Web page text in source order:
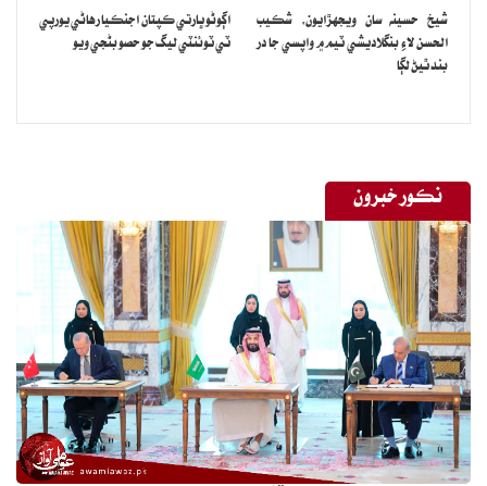
شيخ حسينه سان ويجهڙايون، شڪيب
الحسن لاءِ بنگلاديشي ٽيم ۾ واپسي جا در
بند ٿيڻ لڳا
اڳوڻو ڀارتي ڪپتان اجنڪيا رهاڻي يورپي
ٽي ٽوئنٽي ليگ جو حصو بڻجي ويو
نڪور خبرون